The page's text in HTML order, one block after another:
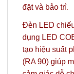
đặt và bảo trì.
Đèn LED
dụng LED
tạo hiệu suất
(RA 90) giúp